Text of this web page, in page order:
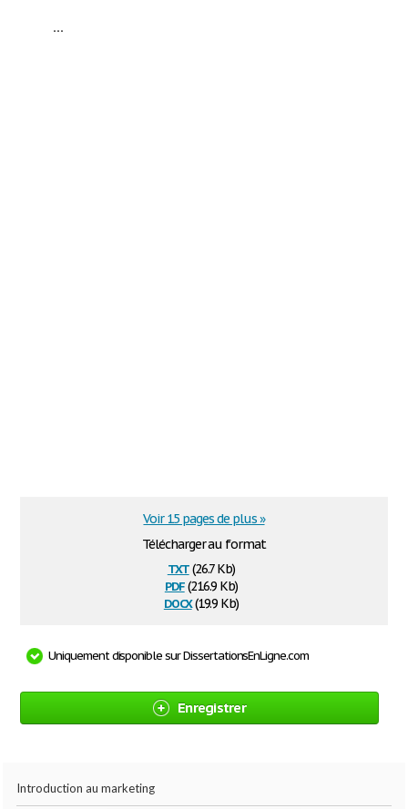
...
Télécharger au format
txt(26.7 Kb)
pdf(216.9 Kb)
docx(19.9 Kb)
Voir 15 pages de plus »
Uniquement disponible sur DissertationsEnLigne.com
Enregistrer
Introduction au marketing